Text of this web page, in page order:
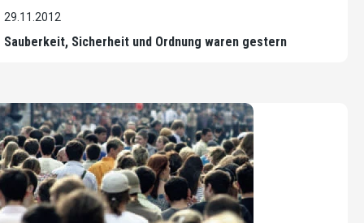
29.11.2012
Sauberkeit, Sicherheit und Ordnung waren gestern